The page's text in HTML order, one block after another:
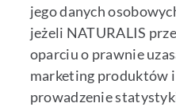
jego danych
jeżeli NATURALIS
oparciu o prawnie
marketing produktów i
prowadzenie